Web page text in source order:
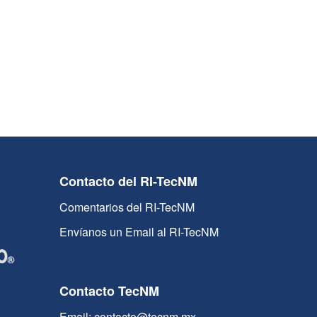
Contacto del RI-TecNM
Comentarios del RI-TecNM
Envíanos un Email al RI-TecNM
Contacto TecNM